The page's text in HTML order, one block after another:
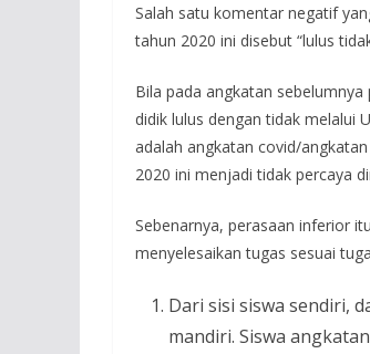
Salah satu komentar negatif
tahun 2020 ini disebut “lulus
Bila pada angkatan
didik lulus dengan tidak melalui
adalah angkatan covid/
2020 ini menjadi tidak percaya
Sebenarnya, perasaan inferior
menyelesaikan tugas sesuai
Dari sisi siswa sendiri,
mandiri. Siswa